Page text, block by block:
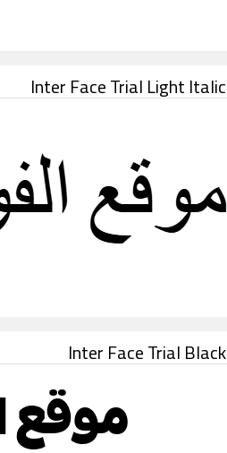
Inter Face Trial Light Italic
Inter Face Trial Black